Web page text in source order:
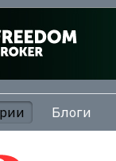
Блоги